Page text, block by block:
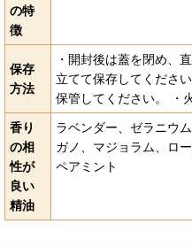
の特
徴
保存
方法
・開封後は蓋を閉め、
立てて保存してくださ
保管してください。 ・
香り
の相
性が
良い
精油
ラベンダー、ゼラニウ
ガノ、マジョラム、ロ
ペアミント